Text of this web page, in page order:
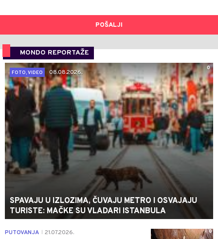
POŠALJI
MONDO REPORTAŽE
0
FOTO, VIDEO
08.08.2026.
SPAVAJU U IZLOZIMA, ČUVAJU METRO I OSVAJAJU
TURISTE: MAČKE SU VLADARI ISTANBULA
0
PUTOVANJA 21.07.2026.